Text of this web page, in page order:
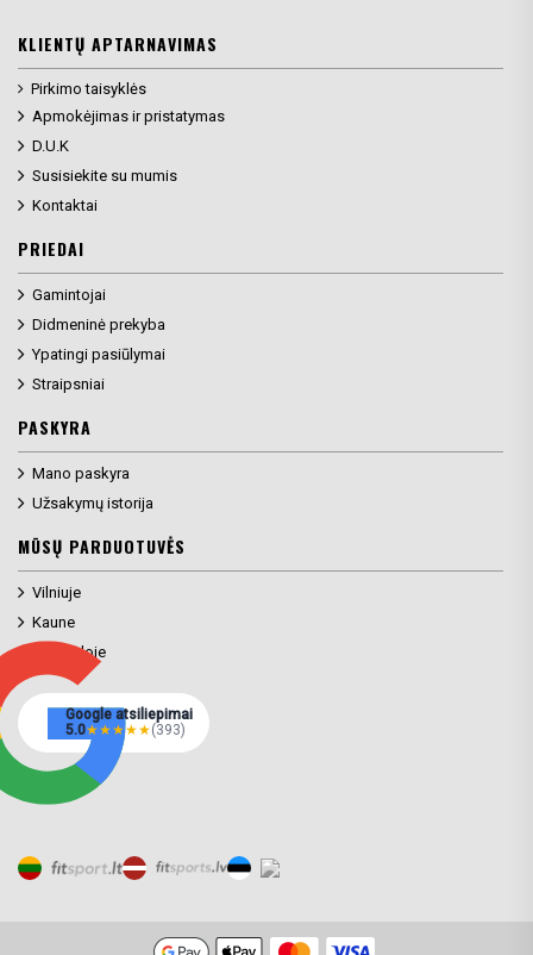
KLIENTŲ APTARNAVIMAS
Pirkimo taisyklės
Apmokėjimas ir pristatymas
D.U.K
Susisiekite su mumis
Kontaktai
PRIEDAI
Gamintojai
Didmeninė prekyba
Ypatingi pasiūlymai
Straipsniai
PASKYRA
Mano paskyra
Užsakymų istorija
MŪSŲ PARDUOTUVĖS
Vilniuje
Kaune
Klaipėdoje
Google atsiliepimai
5.0★★★★★(393)